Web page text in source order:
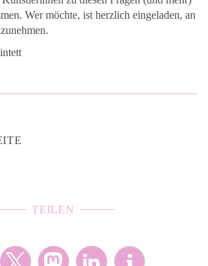
Wer möchte, ist herzlich eingeladen, an
TEILEN